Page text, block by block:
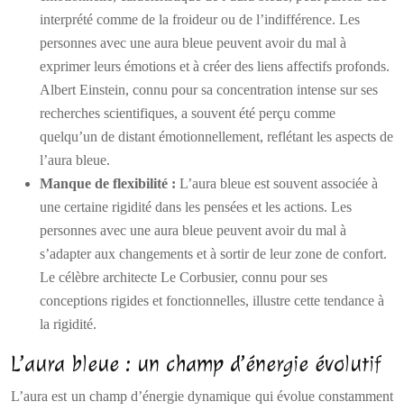
interprété comme de la froideur ou de l’indifférence. Les
personnes avec une aura bleue peuvent avoir du mal à
exprimer leurs émotions et à créer des liens affectifs profonds.
Albert Einstein, connu pour sa concentration intense sur ses
recherches scientifiques, a souvent été perçu comme
quelqu’un de distant émotionnellement, reflétant les aspects de
l’aura bleue.
Manque de flexibilité : L’aura bleue est souvent associée à
une certaine rigidité dans les pensées et les actions. Les
personnes avec une aura bleue peuvent avoir du mal à
s’adapter aux changements et à sortir de leur zone de confort.
Le célèbre architecte Le Corbusier, connu pour ses
conceptions rigides et fonctionnelles, illustre cette tendance à
la rigidité.
L’aura bleue : un champ d’énergie évolutif
L’aura est un champ d’énergie dynamique qui évolue constamment